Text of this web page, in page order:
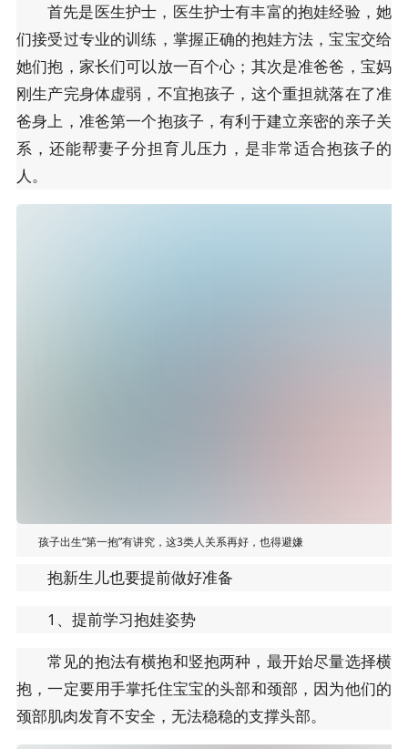
首先是医生护士，医生护士有丰富的抱娃经验，她
们接受过专业的训练，掌握正确的抱娃方法，宝宝交给
她们抱，家长们可以放一百个心；其次是准爸爸，宝妈
刚生产完身体虚弱，不宜抱孩子，这个重担就落在了准
爸身上，准爸第一个抱孩子，有利于建立亲密的亲子关
系，还能帮妻子分担育儿压力，是非常适合抱孩子的
人。
孩子出生“第一抱”有讲究，这3类人关系再好，也得避嫌
抱新生儿也要提前做好准备
1、提前学习抱娃姿势
常见的抱法有横抱和竖抱两种，最开始尽量选择横
抱，一定要用手掌托住宝宝的头部和颈部，因为他们的
颈部肌肉发育不安全，无法稳稳的支撑头部。